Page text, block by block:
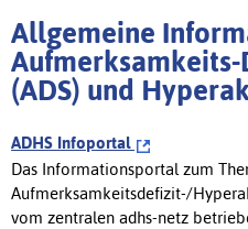
Aufmerksamkeits-Defizit-Syndrom
Allgemeine Informationen zum
Allgemeine
(ADS) und
ADHS Infoportal
Das Informationsportal zum
Aufmerksamkeitsdefizit-/
vom zentralen adhs-netz